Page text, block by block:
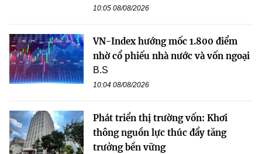
10:05 08/08/2026
VN-Index hướng mốc 1.800 điểm
nhờ cổ phiếu nhà nước và vốn ngoại
B.S
10:04 08/08/2026
Phát triển thị trường vốn: Khơi
thông nguồn lực thúc đẩy tăng
trưởng bền vững